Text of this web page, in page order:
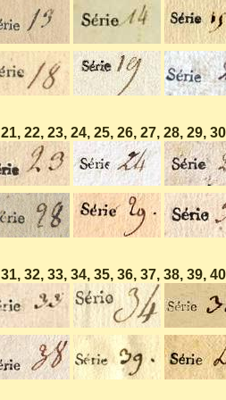
21, 22, 23, 24, 25, 26, 27, 28, 29, 30
31, 32, 33, 34, 35, 36, 37, 38, 39, 40